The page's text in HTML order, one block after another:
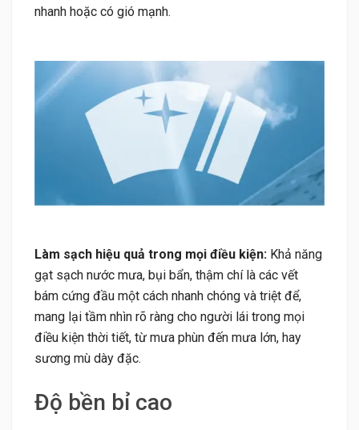
nhanh hoặc có gió mạnh.
Làm sạch hiệu quả trong mọi điều kiện: Khả năng
gạt sạch nước mưa, bụi bẩn, thậm chí là các vết
bám cứng đầu một cách nhanh chóng và triệt để,
mang lại tầm nhìn rõ ràng cho người lái trong mọi
điều kiện thời tiết, từ mưa phùn đến mưa lớn, hay
sương mù dày đặc.
Độ bền bỉ cao